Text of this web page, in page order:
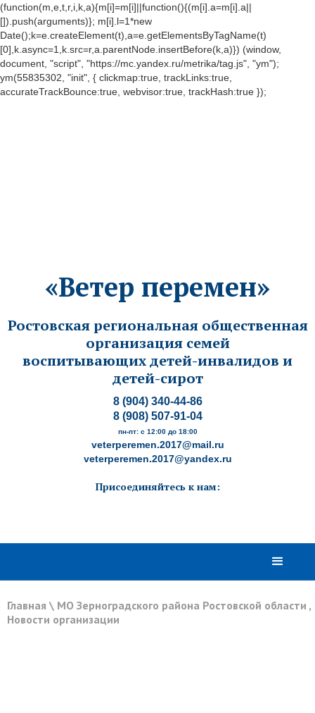
(function(m,e,t,r,i,k,a){m[i]=m[i]||function(){(m[i].a=m[i].a||
[]).push(arguments)}; m[i].l=1*new
Date();k=e.createElement(t),a=e.getElementsByTagName(t)
[0],k.async=1,k.src=r,a.parentNode.insertBefore(k,a)}) (window,
document, "script", "https://mc.yandex.ru/metrika/tag.js", "ym");
ym(55835302, "init", { clickmap:true, trackLinks:true,
accurateTrackBounce:true, webvisor:true, trackHash:true });
«Ветер перемен»
Ростовская региональная общественная
организация семей
воспитывающих детей-инвалидов и
детей-сирот
8 (904) 340-44-86
8 (908) 507-91-04
пн-пт: с 12:00 до 18:00
veterperemen.2017@mail.ru
veterperemen.2017@yandex.ru
Присоединяйтесь к нам:
Главная \ МО Зерноградского района Ростовской области ,
Новости организации